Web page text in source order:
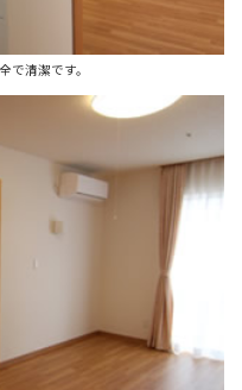
で清潔です。